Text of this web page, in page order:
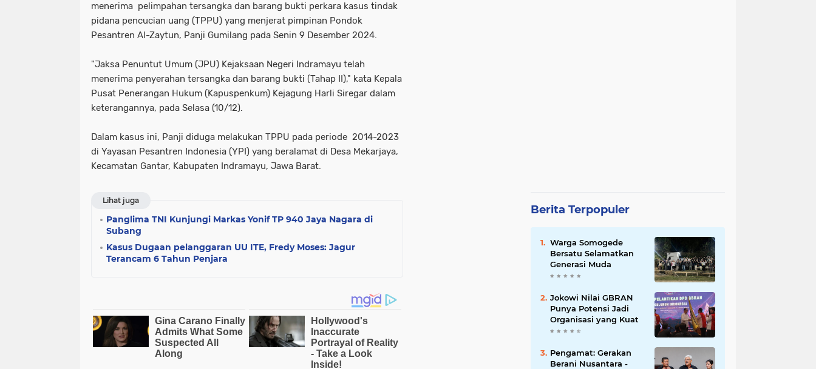
menerima pelimpahan tersangka dan barang bukti perkara kasus tindak
pidana pencucian uang (TPPU) yang menjerat pimpinan Pondok
Pesantren Al-Zaytun, Panji Gumilang pada Senin 9 Desember 2024.
"Jaksa Penuntut Umum (JPU) Kejaksaan Negeri Indramayu telah
menerima penyerahan tersangka dan barang bukti (Tahap II)," kata Kepala
Pusat Penerangan Hukum (Kapuspenkum) Kejagung Harli Siregar dalam
keterangannya, pada Selasa (10/12).
Dalam kasus ini, Panji diduga melakukan TPPU pada periode 2014-2023
di Yayasan Pesantren Indonesia (YPI) yang beralamat di Desa Mekarjaya,
Kecamatan Gantar, Kabupaten Indramayu, Jawa Barat.
Lihat juga
Panglima TNI Kunjungi Markas Yonif TP 940 Jaya Nagara di
Subang
Kasus Dugaan pelanggaran UU ITE, Fredy Moses: Jagur
Terancam 6 Tahun Penjara
Berita Terpopuler
Warga Somogede
Bersatu Selamatkan
Generasi Muda
Jokowi Nilai GBRAN
Punya Potensi Jadi
Organisasi yang Kuat
Pengamat: Gerakan
Berani Nusantara -